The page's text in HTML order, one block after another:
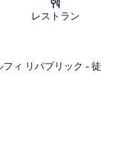
レストラン
ィ リパブリック - 徒